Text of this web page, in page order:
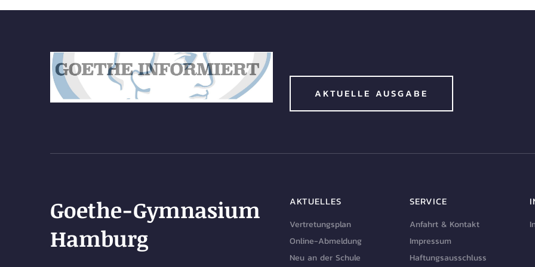
AKTUELLE AUSGABE
Goethe-Gymnasium
Hamburg
AKTUELLES
Vertretungsplan
Online-Abmeldung
Neu an der Schule
SERVICE
Anfahrt & Kontakt
Impressum
Haftungsausschluss